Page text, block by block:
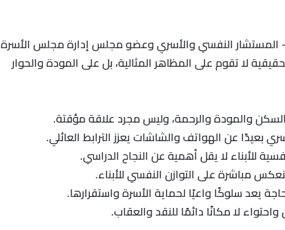
النفسي والأسري وعضو مجلس إدارة مجلس الأسرة
لا تقوم على المظاهر المثالية، بل على المودة والحوار
والمودة والرحمة، وليس مجرد علاقة مؤقتة.
عن الهواتف والشاشات يعزز الترابط العائلي.
للأبناء لا يقل أهمية عن النجاح الدراسي.
مباشرة على التوازن النفسي للأبناء.
يعد سلوكًا واعيًا لحماية الأسرة واستقرارها.
لا مكانًا دائمًا للنقد والعقاب.